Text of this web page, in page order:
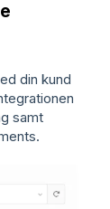
din kund
samt